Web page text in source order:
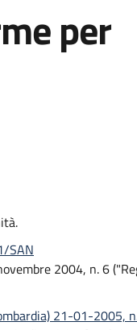
per
SAN
2004, n. 6
21-01-2005,